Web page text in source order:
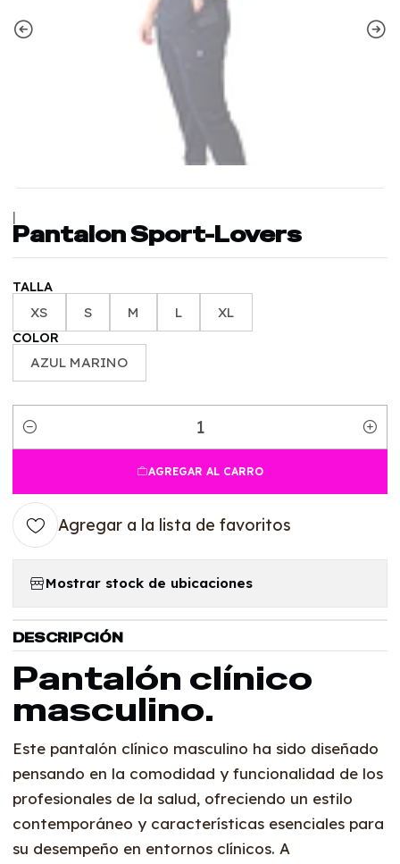
|
Pantalon Sport-Lovers
TALLA
XS S M L XL
COLOR
AZUL MARINO
Cantidad
AGREGAR AL CARRO
Agregar a la lista de favoritos
Mostrar stock de ubicaciones
DESCRIPCIÓN
Pantalón clínico
masculino.
Este pantalón clínico masculino ha sido diseñado
pensando en la comodidad y funcionalidad de los
profesionales de la salud, ofreciendo un estilo
contemporáneo y características esenciales para
su desempeño en entornos clínicos. A